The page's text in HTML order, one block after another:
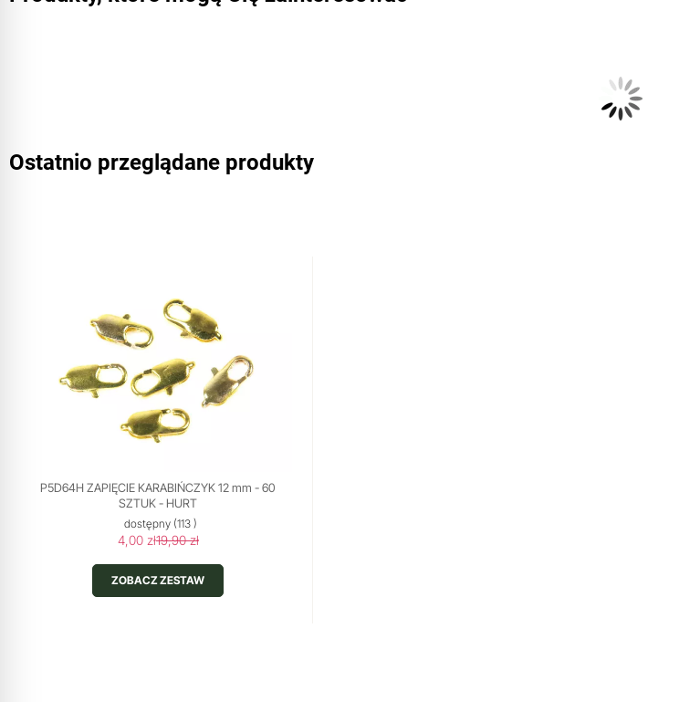
Ostatnio przeglądane produkty
P5D64H ZAPIĘCIE KARABIŃCZYK 12 mm - 60
SZTUK - HURT
dostępny(113 )
4,00 zł19,90 zł
ZOBACZ ZESTAW